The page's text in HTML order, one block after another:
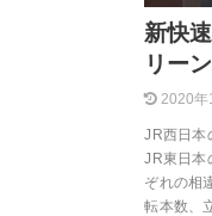
新快
リー
2020年
JR西日本
JR東日本
ぞれの相
転本数、